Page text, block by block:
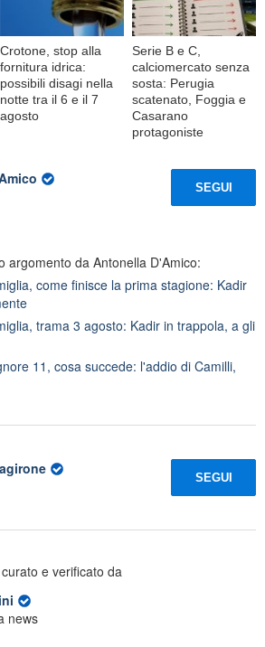
Crotone, stop alla
fornitura idrica:
possibili disagi nella
notte tra il 6 e il 7
agosto
Serie B e C,
calciomercato senza
sosta: Perugia
scatenato, Foggia e
Casarano
protagoniste
SEGUI
argomento da Antonella D'Amico:
come finisce la prima stagione: Kadir
trama 3 agosto: Kadir in trappola, a gli
11, cosa succede: l'addio di Camilli,
SEGUI
e verificato da
news